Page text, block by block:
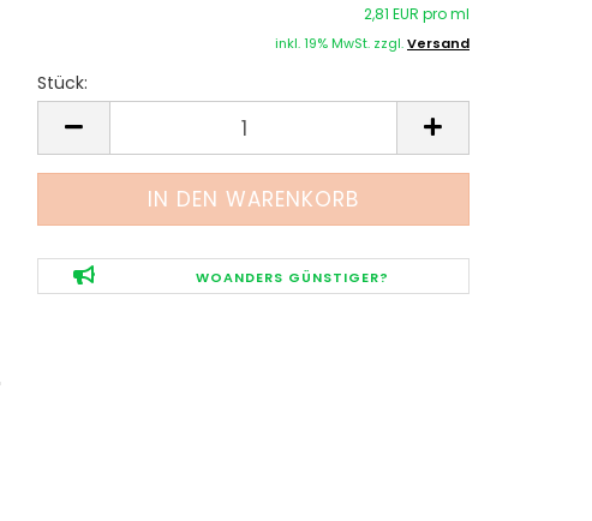
2,81 EUR pro ml
inkl. 19% MwSt. zzgl.Versand
Stück:
Stück
WOANDERS GÜNSTIGER?